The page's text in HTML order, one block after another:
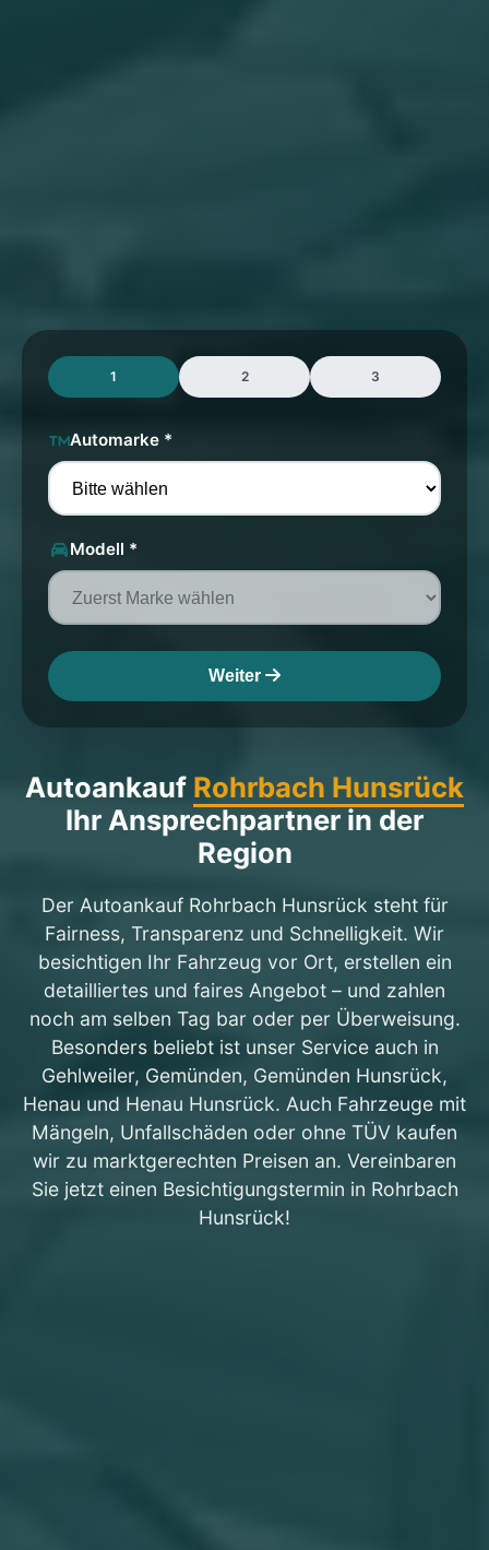
1 2 3
Automarke *
Modell *
Weiter
Autoankauf Rohrbach Hunsrück
Ihr Ansprechpartner in der
Region
Der Autoankauf Rohrbach Hunsrück steht für
Fairness, Transparenz und Schnelligkeit. Wir
besichtigen Ihr Fahrzeug vor Ort, erstellen ein
detailliertes und faires Angebot – und zahlen
noch am selben Tag bar oder per Überweisung.
Besonders beliebt ist unser Service auch in
Gehlweiler, Gemünden, Gemünden Hunsrück,
Henau und Henau Hunsrück. Auch Fahrzeuge mit
Mängeln, Unfallschäden oder ohne TÜV kaufen
wir zu marktgerechten Preisen an. Vereinbaren
Sie jetzt einen Besichtigungstermin in Rohrbach
Hunsrück!